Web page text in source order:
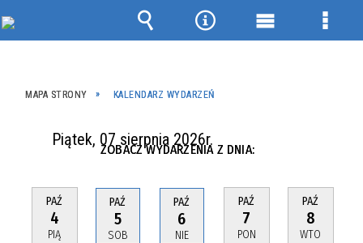
Piątek, 07 sierpnia 2026r.
MAPA STRONY KALENDARZ WYDARZEŃ
ZOBACZ WYDARZENIA Z DNIA:
PAŹ
4
PIĄ
PAŹ
5
SOB
PAŹ
6
NIE
PAŹ
7
PON
PAŹ
8
WTO
Wyszukiwarka
NarzędziaMenu
Menu